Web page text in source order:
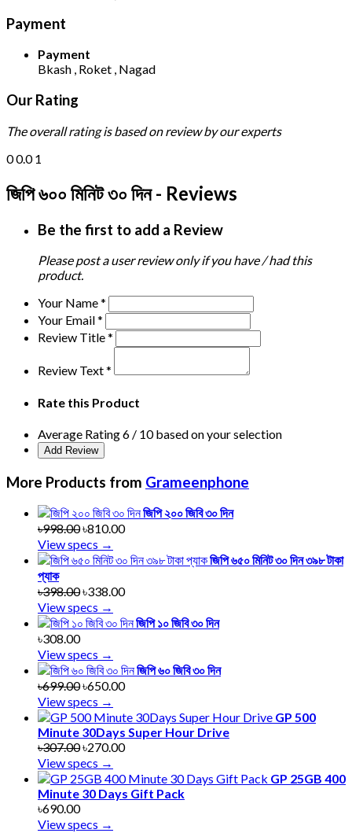
Payment
Payment
Bkash , Roket , Nagad
Our Rating
The overall rating is based on review by our experts
00.0 1
জিপি ৬০০ মিনিট ৩০ দিন - Reviews
Be the first to add a Review
Please post a user review only if you have / had this
product.
Your Name*
Your Email*
Review Title*
Review Text*
Rate this Product
Average Rating6 / 10 based on your selection
More Products from Grameenphone
জিপি ২০০ জিবি ৩০ দিন
৳998.00৳810.00
View specs →
জিপি ৬৫০ মিনিট ৩০ দিন ৩৯৮ টাকা
প্যাক
৳398.00৳338.00
View specs →
জিপি ১০ জিবি ৩০ দিন
৳308.00
View specs →
জিপি ৬০ জিবি ৩০ দিন
৳699.00৳650.00
View specs →
GP 500
Minute 30Days Super Hour Drive
৳307.00৳270.00
View specs →
GP 25GB 400
Minute 30 Days Gift Pack
৳690.00
View specs →